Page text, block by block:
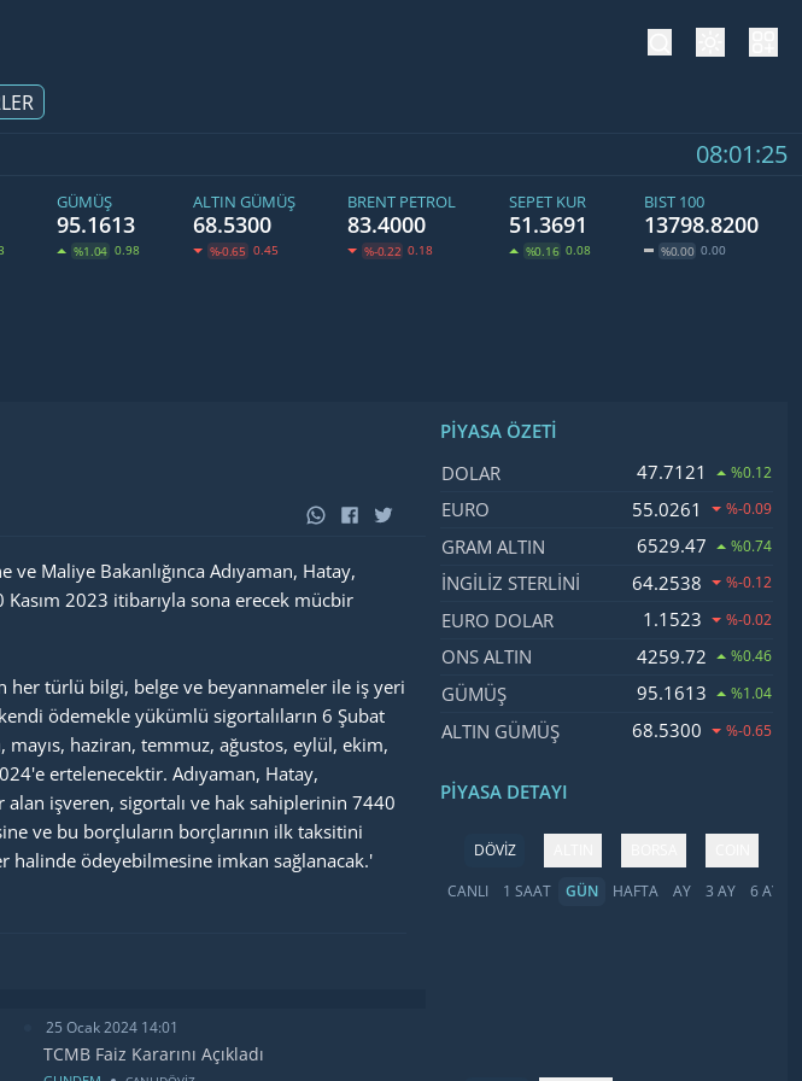
08:01:25
GÜMÜŞ
95.1613
%1.04 0.98
ALTIN GÜMÜŞ
68.5300
%-0.65 0.45
BRENT PETROL
83.4000
%-0.22 0.18
SEPET KUR
51.3691
%0.16 0.08
BIST 100
13798.8200
%0.00 0.00
ve Maliye Bakanlığınca Adıyaman, Hatay,
2023 itibarıyla sona erecek mücbir
her türlü bilgi, belge ve beyannameler ile iş yeri
ödemekle yükümlü sigortalıların 6 Şubat
haziran, temmuz, ağustos, eylül, ekim,
ertelenecektir. Adıyaman, Hatay,
işveren, sigortalı ve hak sahiplerinin 7440
ve bu borçluların borçlarının ilk taksitini
halinde ödeyebilmesine imkan sağlanacak.'
25 Ocak 2024 14:01
TCMB Faiz Kararını Açıkladı
PIYASA ÖZETI
İsim, Kod Fiyat, Değişim
DOLAR 47.7121 %0.12
EURO 55.0261 %-0.09
GRAM ALTIN 6529.47 %0.74
İNGILIZ STERLINI 64.2538 %-0.12
EURO DOLAR 1.1523 %-0.02
ONS ALTIN 4259.72 %0.46
GÜMÜŞ 95.1613 %1.04
ALTIN GÜMÜŞ 68.5300 %-0.65
PIYASA DETAYI
DÖVİZ
CANLI
1 SAAT GÜN HAFTA AY 3 AY 6 AY